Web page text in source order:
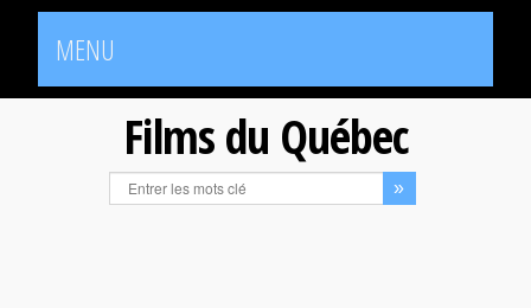
MENU
Films du Québec